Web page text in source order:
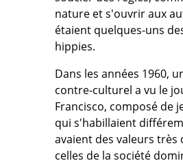
nature et s'ouvrir aux
étaient quelques-uns
hippies.
Dans les années 1960,
contre-culturel a vu le
Francisco, composé de
qui s'habillaient
avaient des valeurs très
celles de la société